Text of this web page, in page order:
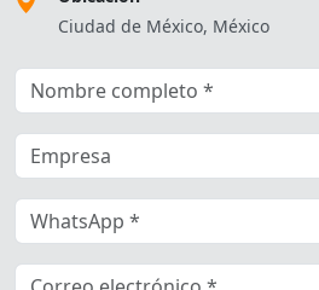
Ciudad de México, México